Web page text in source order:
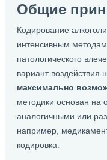
Общие
Кодирование
интенсивным
патологического
вариант воздействия
максимально
методики основан на
аналогичными или
например,
кодировка.